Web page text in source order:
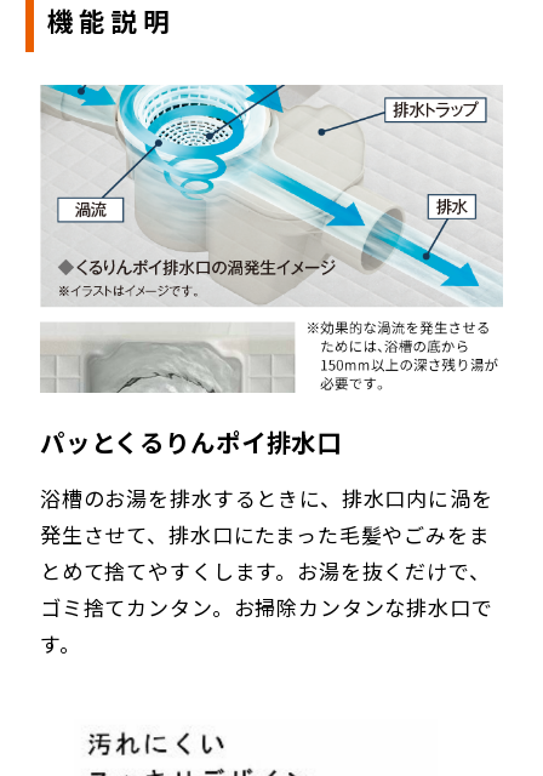
機能説明
パッとくるりんポイ排水口
浴槽のお湯を排水するときに、排水口内に渦を
発生させて、排水口にたまった毛髪やごみをま
とめて捨てやすくします。お湯を抜くだけで、
ゴミ捨てカンタン。お掃除カンタンな排水口で
す。